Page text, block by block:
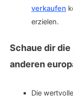
verkaufen
erzielen.
Schaue dir
anderen
Die